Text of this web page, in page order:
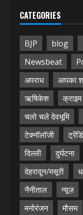
CATEGORIES
BJP blog
Newsbeat
अपराध
आपका
ऋषिकेश
क्राइम
चलो चले देवभूमि
टेक्नॉलॉजी
दिल्ली
दुर्घटना
देहरादून/मसूरी
नैनीताल
न्यूज़
मनोरंजन
मौसम